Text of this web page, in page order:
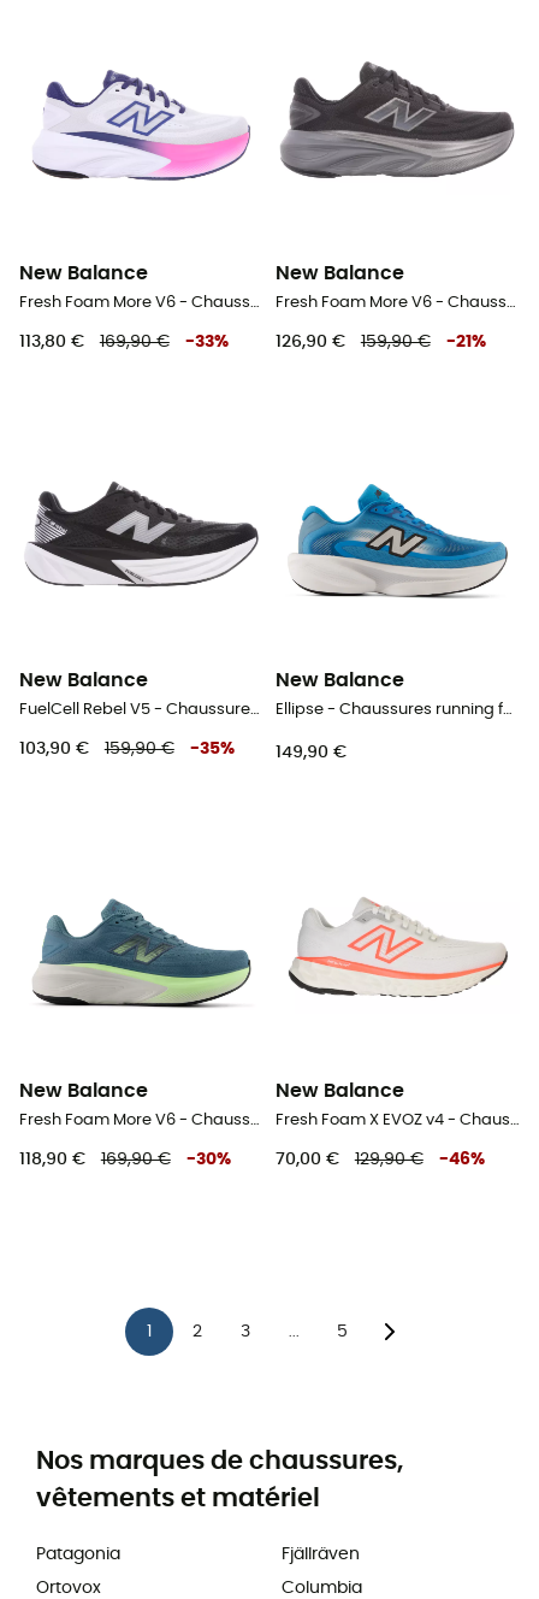
New Balance
Fresh Foam More V6 - Chaussures running femme
113,80 € 169,90 € -33%
New Balance
Fresh Foam More V6 - Chaussures running homme
126,90 € 159,90 € -21 %
New Balance
FuelCell Rebel V5 - Chaussures running homme
103,90 € 159,90 € -35%
New Balance
Ellipse - Chaussures running femme
149,90 €
New Balance
Fresh Foam More V6 - Chaussures running homme
118,90 € 169,90 € -30%
New Balance
Fresh Foam X EVOZ v4 - Chaussures running femme
70,00 € 129,90 € -46%
2 3 5
Nos marques de chaussures,
vêtements et matériel
Patagonia
Ortovox
Fjällräven
Columbia